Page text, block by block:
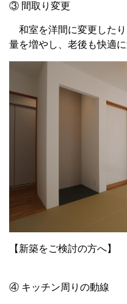
③ 間取り変更
和室を洋間に変更した
量を増やし、老後も快適
【新築をご検討の方へ】
④ キッチン周りの動線